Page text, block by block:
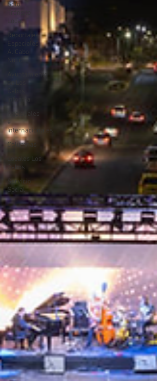
Sólo
Local
Reportajes
Especiales
Al Cabo
Ayuntamiento
Nacionales
e
Internacionales
Columnas
Locales Los
Cabos
Servicio
Social